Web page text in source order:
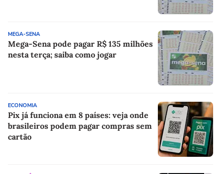
MEGA-SENA
Mega-Sena pode pagar R$ 135 milhões
nesta terça; saiba como jogar
ECONOMIA
Pix já funciona em 8 países: veja onde
brasileiros podem pagar compras sem
cartão